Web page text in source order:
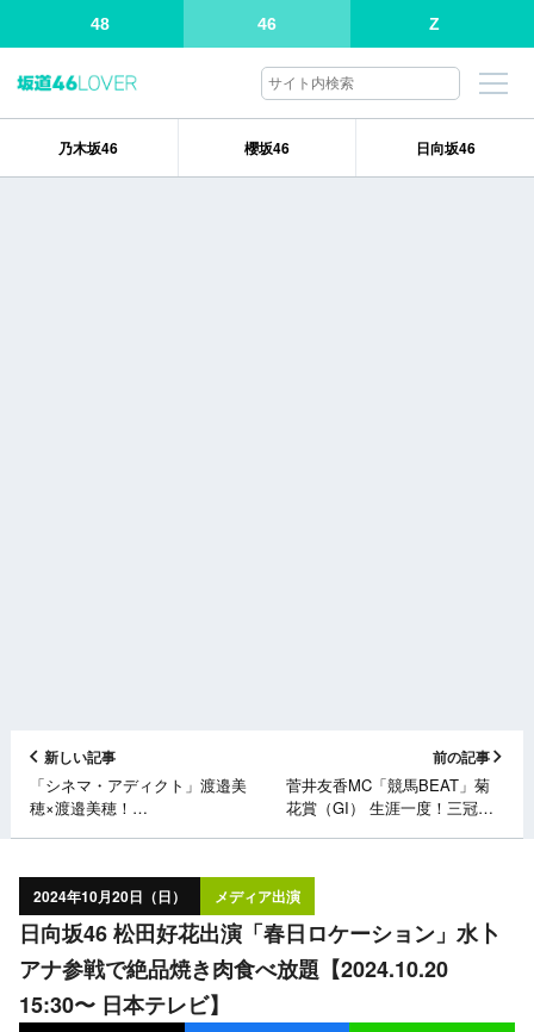
48 46 Z
乃木坂46 櫻坂46 日向坂46
新しい記事
「シネマ・アディクト」渡邉美
穂×渡邉美穂！
前の記事
菅井友香MC「競馬BEAT」菊
花賞（GI） 生涯一度！三冠最
2024年10月20日（日） メディア出演
日向坂46 松田好花出演「春日ロケーション」水卜
アナ参戦で絶品焼き肉食べ放題【2024.10.20
15:30〜 日本テレビ】